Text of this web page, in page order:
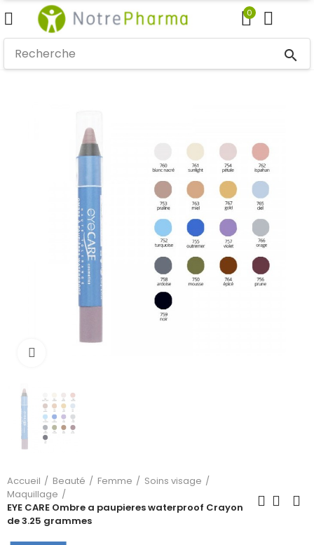
0
search
Accueil Beauté Femme
Soins visage
Maquillage
EYE CARE Ombre a paupieres waterproof Crayon
de 3.25 grammes